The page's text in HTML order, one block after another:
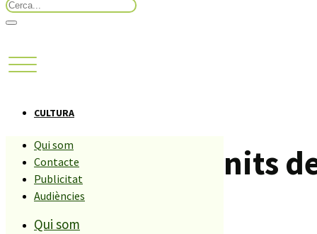
Qui som
Contacte
Publicitat
Audiències
Qui som
CULTURA
El festival “Les nits